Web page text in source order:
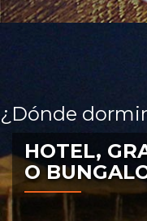
¿Dónde
HOTEL,
O